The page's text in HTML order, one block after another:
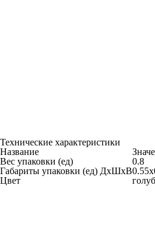
Технические характеристики
Название
Вес упаковки (ед)
0.8
Габариты упаковки (ед) ДхШхВ
Цвет